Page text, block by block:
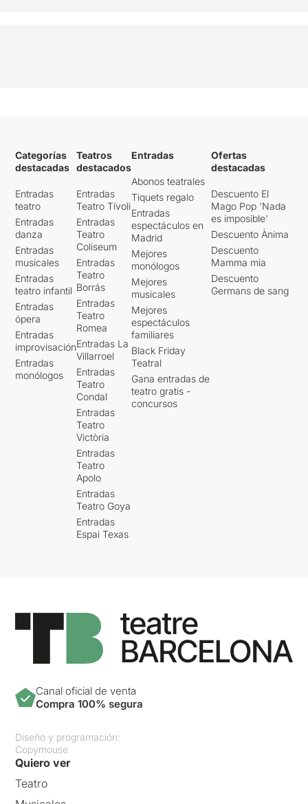
Categorías
destacadas
Entradas
teatro
Entradas
danza
Entradas
musicales
Entradas
teatro infantil
Entradas
ópera
Entradas
improvisación
Entradas
monólogos
Teatros
destacados
Entradas
Teatro Tívoli
Entradas
Teatro
Coliseum
Entradas
Teatro
Borrás
Entradas
Teatro
Romea
Entradas La
Villarroel
Entradas
Teatro
Condal
Entradas
Teatro
Victòria
Entradas
Teatro
Apolo
Entradas
Teatro Goya
Entradas
Espai Texas
Entradas
Abonos teatrales
Tiquets regalo
Entradas
espectáculos en
Madrid
Mejores
monólogos
Mejores
musicales
Mejores
espectáculos
familiares
Black Friday
Teatral
Gana entradas de
teatro gratis -
concursos
Ofertas
destacadas
Descuento El
Mago Pop 'Nada
es imposible'
Descuento Ànima
Descuento
Mamma mia
Descuento
Germans de sang
Canal oficial de venta
Compra 100% segura
Diseño y programación:
Copymouse
Quiero ver
Teatro